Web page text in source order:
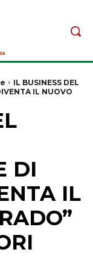
IL BUSINESS DEL
IL NUOVO
DI
IL